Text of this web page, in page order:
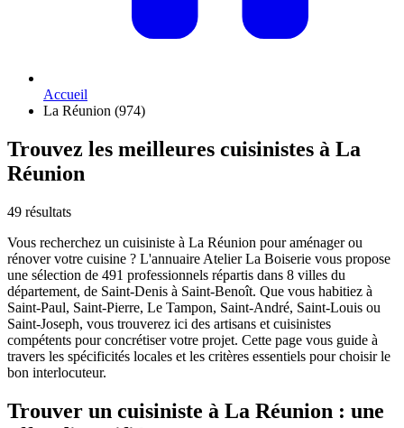
Accueil
La Réunion (974)
Trouvez les meilleures cuisinistes à La
Réunion
49 résultats
Vous recherchez un cuisiniste à La Réunion pour aménager ou
rénover votre cuisine ? L'annuaire Atelier La Boiserie vous propose
une sélection de 491 professionnels répartis dans 8 villes du
département, de Saint-Denis à Saint-Benoît. Que vous habitiez à
Saint-Paul, Saint-Pierre, Le Tampon, Saint-André, Saint-Louis ou
Saint-Joseph, vous trouverez ici des artisans et cuisinistes
compétents pour concrétiser votre projet. Cette page vous guide à
travers les spécificités locales et les critères essentiels pour choisir le
bon interlocuteur.
Trouver un cuisiniste à La Réunion : une